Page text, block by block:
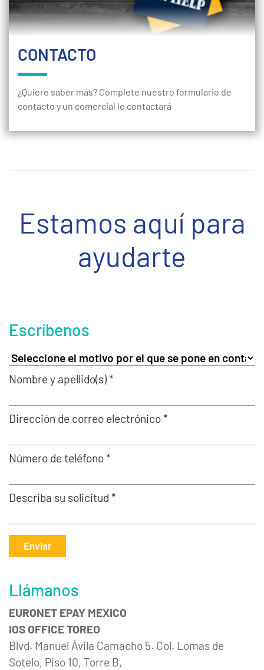
CONTACTO
¿Quiere saber más? Complete nuestro formulario de
contacto y un comercial le contactará
Estamos aquí para
ayudarte
Escríbenos
Nombre y apellido(s) *
Dirección de correo electrónico *
Número de teléfono *
Describa su solicitud *
Enviar
Llámanos
EURONET EPAY MEXICO
IOS OFFICE TOREO
Blvd. Manuel Ávila Camacho 5. Col. Lomas de
Sotelo, Piso 10, Torre B,